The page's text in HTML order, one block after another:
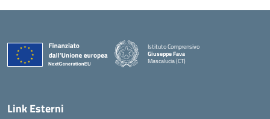
Istituto Comprensivo
Giuseppe Fava
Mascalucia (CT)
Link Esterni